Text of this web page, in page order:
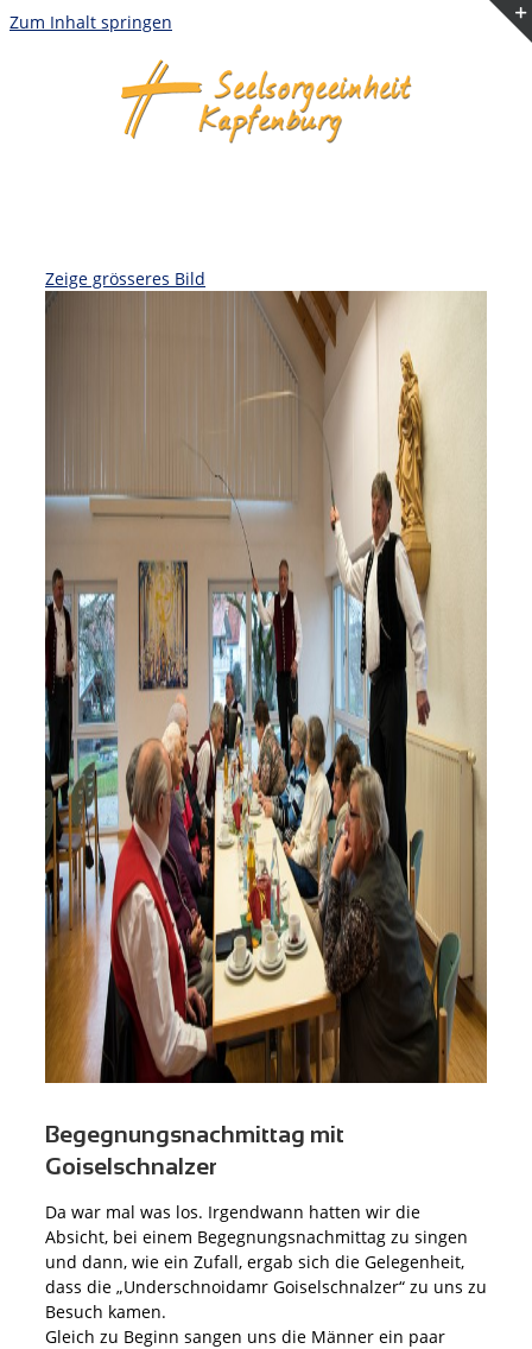
Zum Inhalt springen
Zeige grösseres Bild
Begegnungsnachmittag mit
Goiselschnalzer
Da war mal was los. Irgendwann hatten wir die
Absicht, bei einem Begegnungsnachmittag zu singen
und dann, wie ein Zufall, ergab sich die Gelegenheit,
dass die „Underschnoidamr Goiselschnalzer“ zu uns zu
Besuch kamen.
Gleich zu Beginn sangen uns die Männer ein paar